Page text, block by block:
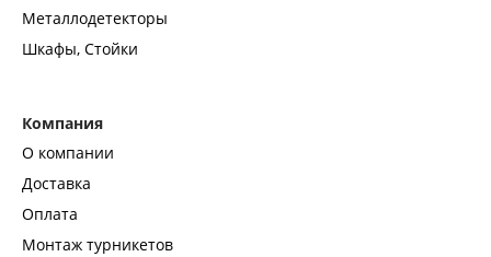
Металлодетекторы
Шкафы, Стойки
Компания
О компании
Доставка
Оплата
Монтаж турникетов